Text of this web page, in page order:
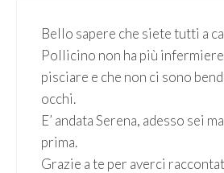
Bello sapere che siete tutti a
Pollicino non ha più infermiere
pisciare e che non ci sono
occhi.
E’ andata Serena, adesso sei
prima.
Grazie a te per averci